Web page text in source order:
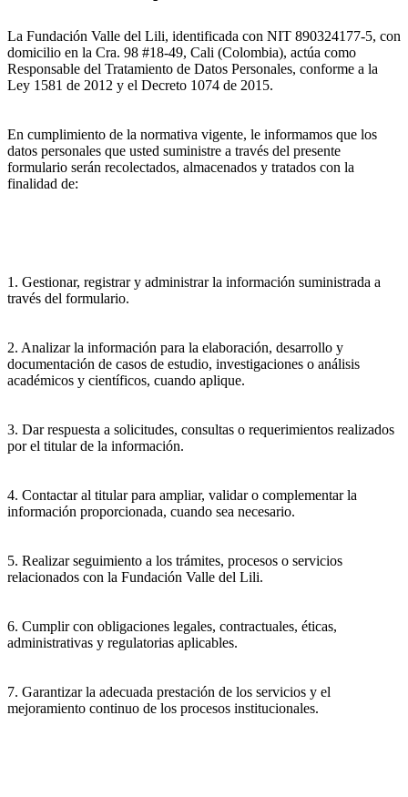
La Fundación Valle del Lili, identificada con NIT 890324177-5, con
domicilio en la Cra. 98 #18-49, Cali (Colombia), actúa como
Responsable del Tratamiento de Datos Personales, conforme a la
Ley 1581 de 2012 y el Decreto 1074 de 2015.
En cumplimiento de la normativa vigente, le informamos que los
datos personales que usted suministre a través del presente
formulario serán recolectados, almacenados y tratados con la
finalidad de:
1. Gestionar, registrar y administrar la información suministrada a
través del formulario.
2. Analizar la información para la elaboración, desarrollo y
documentación de casos de estudio, investigaciones o análisis
académicos y científicos, cuando aplique.
3. Dar respuesta a solicitudes, consultas o requerimientos realizados
por el titular de la información.
4. Contactar al titular para ampliar, validar o complementar la
información proporcionada, cuando sea necesario.
5. Realizar seguimiento a los trámites, procesos o servicios
relacionados con la Fundación Valle del Lili.
6. Cumplir con obligaciones legales, contractuales, éticas,
administrativas y regulatorias aplicables.
7. Garantizar la adecuada prestación de los servicios y el
mejoramiento continuo de los procesos institucionales.